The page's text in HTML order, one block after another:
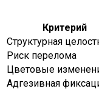
Критерий
Структурная
Риск перелома
Цветовые
Адгезивная